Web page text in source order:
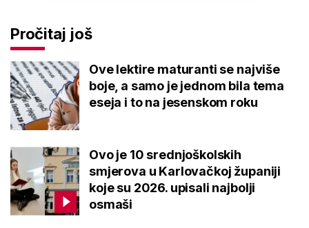
Pročitaj još
Ove lektire maturanti se najviše
boje, a samo je jednom bila tema
eseja i to na jesenskom roku
Ovo je 10 srednjoškolskih
smjerova u Karlovačkoj županiji
koje su 2026. upisali najbolji
osmaši